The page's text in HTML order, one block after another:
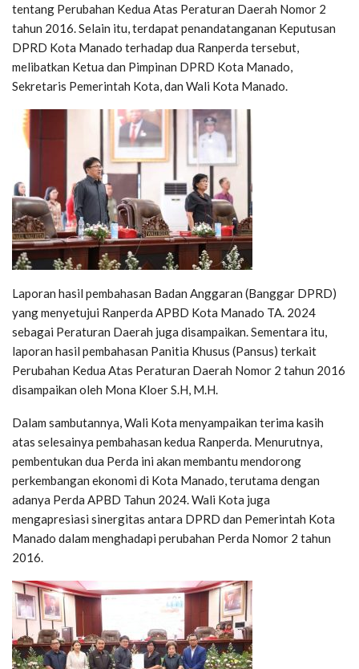
tentang Perubahan Kedua Atas Peraturan Daerah Nomor 2
tahun 2016. Selain itu, terdapat penandatanganan Keputusan
DPRD Kota Manado terhadap dua Ranperda tersebut,
melibatkan Ketua dan Pimpinan DPRD Kota Manado,
Sekretaris Pemerintah Kota, dan Wali Kota Manado.
Laporan hasil pembahasan Badan Anggaran (Banggar DPRD)
yang menyetujui Ranperda APBD Kota Manado TA. 2024
sebagai Peraturan Daerah juga disampaikan. Sementara itu,
laporan hasil pembahasan Panitia Khusus (Pansus) terkait
Perubahan Kedua Atas Peraturan Daerah Nomor 2 tahun 2016
disampaikan oleh Mona Kloer S.H, M.H.
Dalam sambutannya, Wali Kota menyampaikan terima kasih
atas selesainya pembahasan kedua Ranperda. Menurutnya,
pembentukan dua Perda ini akan membantu mendorong
perkembangan ekonomi di Kota Manado, terutama dengan
adanya Perda APBD Tahun 2024. Wali Kota juga
mengapresiasi sinergitas antara DPRD dan Pemerintah Kota
Manado dalam menghadapi perubahan Perda Nomor 2 tahun
2016.